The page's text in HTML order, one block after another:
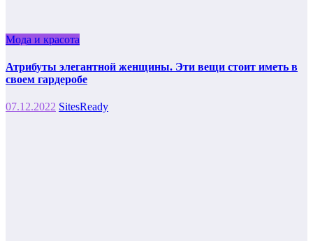
Мода и красота
Атрибуты элегантной женщины. Эти вещи стоит иметь в
своем гардеробе
07.12.2022 SitesReady